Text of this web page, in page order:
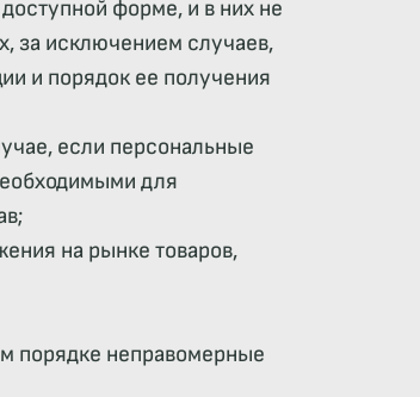
форме, и в них не
за исключением случаев,
и порядок ее получения
если персональные
для
на рынке товаров,
порядке неправомерные